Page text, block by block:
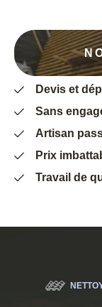
Devis et
Sans
Artisan
Prix
Travail de